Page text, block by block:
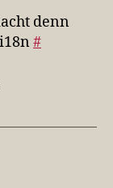
markieren“?
Wer
denn
#